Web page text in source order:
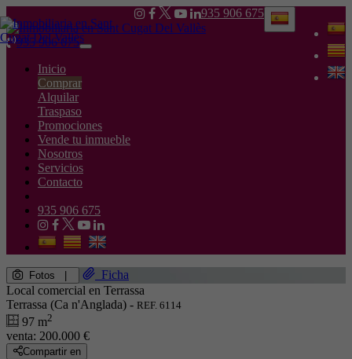
935 906 675
935 906 675
Toggle
Inicio
Comprar
Alquilar
Traspaso
Promociones
Vende tu inmueble
Nosotros
Servicios
Contacto
935 906 675
Fotos
Ficha
Local comercial en Terrassa
Terrassa (Ca n'Anglada) - REF. 6114
97 m2
venta: 200.000 €
Compartir en